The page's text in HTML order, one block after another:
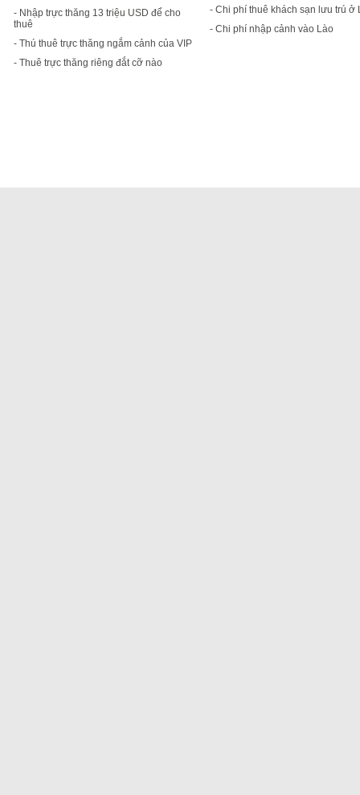
- Nhập trực thăng 13 triệu USD để cho
thuê
- Thú thuê trực thăng ngắm cảnh của VIP
- Thuê trực thăng riêng đắt cỡ nào
- Chi phí thuê khách sạn lưu trú ở
- Chi phí nhập cảnh vào Lào